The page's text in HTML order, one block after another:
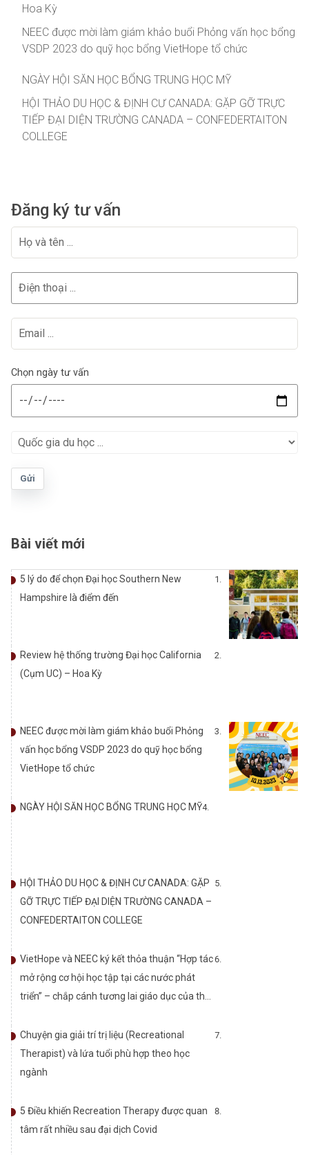
Hoa Kỳ
NEEC được mời làm giám khảo buổi Phỏng vấn học bổng
VSDP 2023 do quỹ học bổng VietHope tổ chức
NGÀY HỘI SĂN HỌC BỔNG TRUNG HỌC MỸ
HỘI THẢO DU HỌC & ĐỊNH CƯ CANADA: GẶP GỠ TRỰC
TIẾP ĐẠI DIỆN TRƯỜNG CANADA – CONFEDERTAITON
COLLEGE
Đăng ký tư vấn
Chọn ngày tư vấn
Gửi
Bài viết mới
5 lý do để chọn Đại học Southern New
Hampshire là điểm đến
Review hệ thống trường Đại học California
(Cụm UC) – Hoa Kỳ
NEEC được mời làm giám khảo buổi Phỏng
vấn học bổng VSDP 2023 do quỹ học bổng
VietHope tổ chức
NGÀY HỘI SĂN HỌC BỔNG TRUNG HỌC MỸ
HỘI THẢO DU HỌC & ĐỊNH CƯ CANADA: GẶP
GỠ TRỰC TIẾP ĐẠI DIỆN TRƯỜNG CANADA –
CONFEDERTAITON COLLEGE
VietHope và NEEC ký kết thỏa thuận “Hợp tác
mở rộng cơ hội học tập tại các nước phát
triển” – chắp cánh tương lai giáo dục của thế
Chuyện gia giải trí trị liệu (Recreational
Therapist) và lứa tuổi phù hợp theo học
ngành
5 Điều khiến Recreation Therapy được quan
tâm rất nhiều sau đại dịch Covid